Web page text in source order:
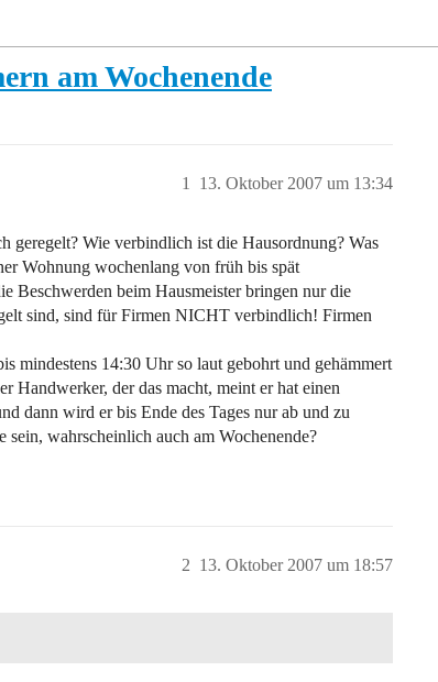
am Wochenende
13. Oktober 2007 um 13:34
1
geregelt? Wie verbindlich ist die Hausordnung? Was
Wohnung wochenlang von früh bis spät
Beschwerden beim Hausmeister bringen nur die
sind, sind für Firmen NICHT verbindlich! Firmen
mindestens 14:30 Uhr so laut gebohrt und gehämmert
Handwerker, der das macht, meint er hat einen
dann wird er bis Ende des Tages nur ab und zu
wahrscheinlich auch am Wochenende?
13. Oktober 2007 um 18:57
2